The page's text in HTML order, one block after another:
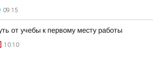
09:15
от учебы к первому месту работы
10:10